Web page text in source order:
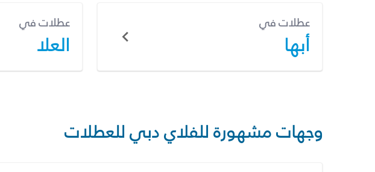
عطلات في
أبها
عطلات في
العلا
وجهات مشهورة للفلاي دبي للعطلات